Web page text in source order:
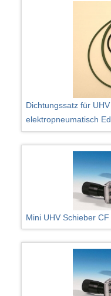
Dichtungssatz für
elektropneumatisch
Mini UHV Schieber